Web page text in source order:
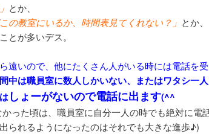
とか、
の教室にいるか、時間表見てくれない？」 とか、
とが多いデス。
遠いので、他にたくさん人がいる時には電話を
中は職員室に数人しかいない、またはワタシ一
しょーがないので電話に出ます(^^ゞ
った頃は、職員室に自分一人の時でも絶対に電
れるようになったのはそれでも大きな進歩♪)